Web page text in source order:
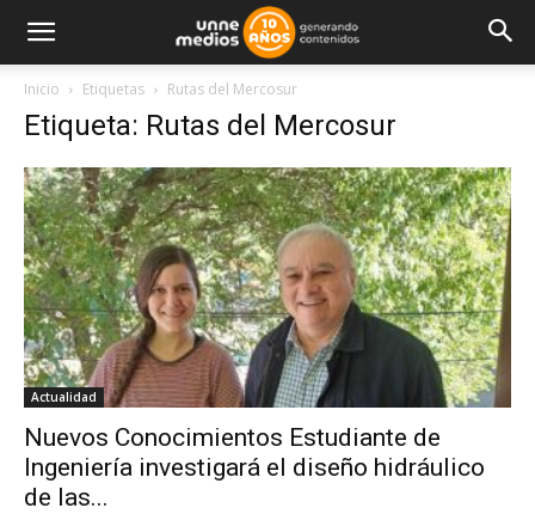
Inicio Etiquetas Rutas del Mercosur
Etiqueta: Rutas del Mercosur
Actualidad
Nuevos Conocimientos Estudiante de
Ingeniería investigará el diseño hidráulico
de las...